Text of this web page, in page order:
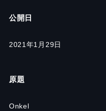
公開日
2021年1月29日
原題
Onkel